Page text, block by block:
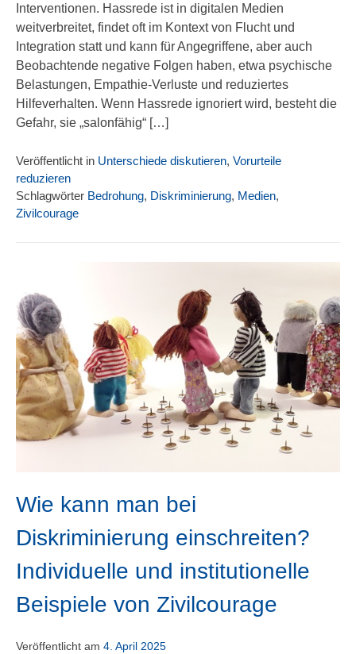
Interventionen. Hassrede ist in digitalen Medien
weitverbreitet, findet oft im Kontext von Flucht und
Integration statt und kann für Angegriffene, aber auch
Beobachtende negative Folgen haben, etwa psychische
Belastungen, Empathie-Verluste und reduziertes
Hilfeverhalten. Wenn Hassrede ignoriert wird, besteht die
Gefahr, sie „salonfähig“ […]
Veröffentlicht in Unterschiede diskutieren, Vorurteile
reduzieren
Schlagwörter Bedrohung, Diskriminierung, Medien,
Zivilcourage
Wie kann man bei
Diskriminierung einschreiten?
Individuelle und institutionelle
Beispiele von Zivilcourage
Veröffentlicht am 4. April 2025